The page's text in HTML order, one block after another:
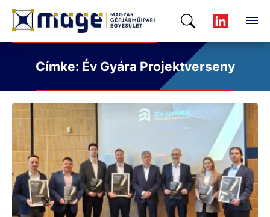
Címke: Év Gyára Projektverseny